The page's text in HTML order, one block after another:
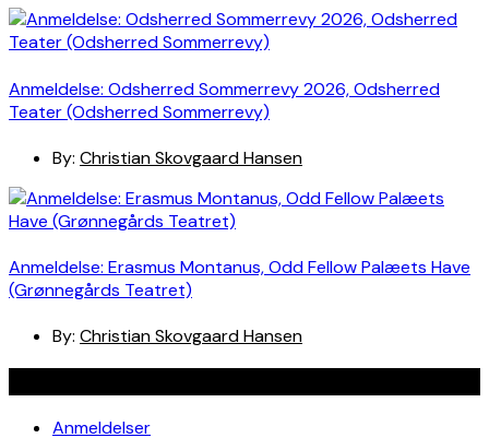
Anmeldelse: Odsherred Sommerrevy 2026, Odsherred
Teater (Odsherred Sommerrevy)
By: Christian Skovgaard Hansen
Anmeldelse: Erasmus Montanus, Odd Fellow Palæets Have
(Grønnegårds Teatret)
By: Christian Skovgaard Hansen
Anmeldelser